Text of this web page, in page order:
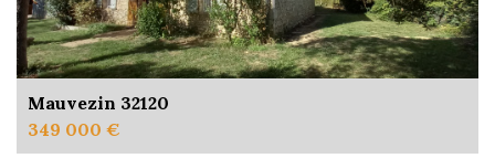
Mauvezin 32120
349 000 €